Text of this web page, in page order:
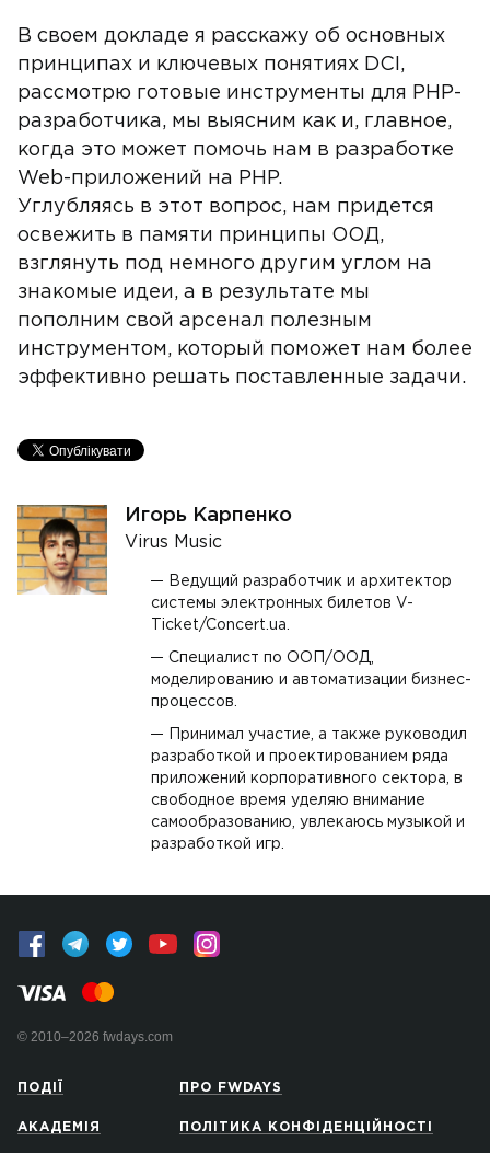
В своем докладе я расскажу об основных
принципах и ключевых понятиях DCI,
рассмотрю готовые инструменты для PHP-
разработчика, мы выясним как и, главное,
когда это может помочь нам в разработке
Web-приложений на PHP.
Углубляясь в этот вопрос, нам придется
освежить в памяти принципы ООД,
взглянуть под немного другим углом на
знакомые идеи, а в результате мы
пополним свой арсенал полезным
инструментом, который поможет нам более
эффективно решать поставленные задачи.
Игорь Карпенко
Virus Music
Ведущий разработчик и архитектор
системы электронных билетов V-
Ticket/Concert.ua.
Специалист по ООП/ООД,
моделированию и автоматизации бизнес-
процессов.
Принимал участие, а также руководил
разработкой и проектированием ряда
приложений корпоративного сектора, в
свободное время уделяю внимание
самообразованию, увлекаюсь музыкой и
разработкой игр.
© 2010–2026 fwdays.com
ПОДІЇ
АКАДЕМІЯ
ПРО FWDAYS
ПОЛІТИКА КОНФІДЕНЦІЙНОСТІ